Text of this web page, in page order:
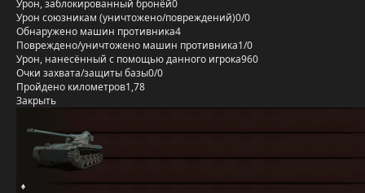
Урон, заблокированный бронёй0
Урон союзникам (уничтожено/повреждений)0/0
Обнаружено машин противника4
Повреждено/уничтожено машин противника1/0
Урон, нанесённый с помощью данного игрока960
Очки захвата/защиты базы0/0
Пройдено километров1,78
Закрыть